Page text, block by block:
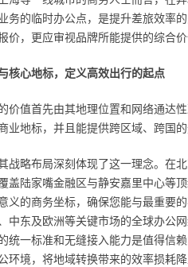
务的临时办公点，是提升差旅效率
价，更应审视品牌所能提供的综合价
核心地标，定义高效出行的起点
价值首先由其地理位置和网络通达
业地标，并且能提供跨区域、跨国的
战略布局深刻体现了这一理念。在
盖陆家嘴金融区与静安嘉里中心等
义的商务坐标，确保您能与最重要
中东及欧洲等关键市场的全球办公
统一标准和无缝接入能力是值得信
环境，将地域转换带来的效率损耗